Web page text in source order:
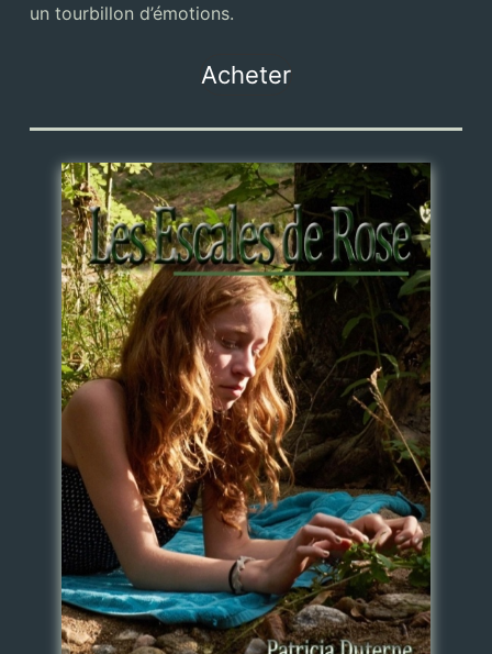
un tourbillon d’émotions.
Acheter